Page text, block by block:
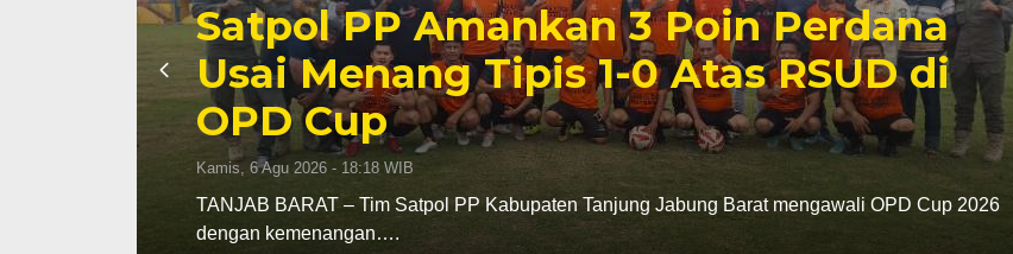
Kasrem 042/Gapu Hadiri HUT ke-23
PPAD Provinsi Jambi, Perkuat Sinergi
Dukung Program Pemerintah
Kamis, 6 Agu 2026 - 16:35 WIB
JAMBI – Kasrem 042/Gapu Kolonel Inf Devy Darma Putra mewakili Danrem 042/Gapu Brigjen TNI
Nyamin pada…